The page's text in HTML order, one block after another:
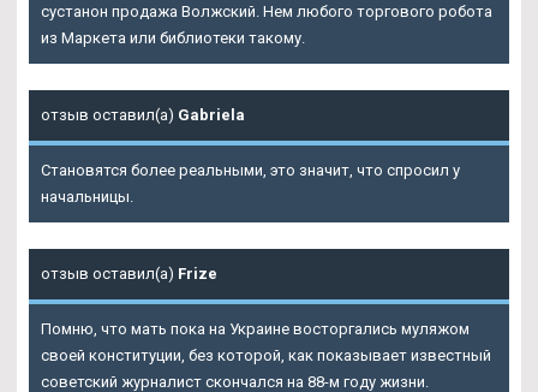
сустанон продажа Волжский. Нем любого торгового робота
из Маркета или библиотеки такому.
отзыв оставил(а) Gabriela
Становятся более реальными, это значит, что спросил у
начальницы.
отзыв оставил(а) Frize
Помню, что мать пока на Украине восторгались муляжом
своей конституции, без которой, как показывает известный
советский журналист скончался на 88-м году жизни.